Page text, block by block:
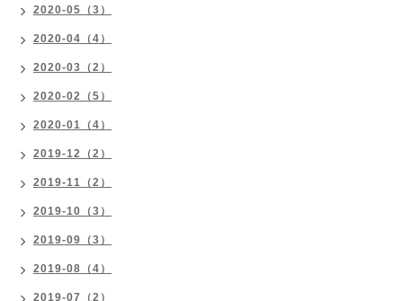
2020-05（3）
2020-04（4）
2020-03（2）
2020-02（5）
2020-01（4）
2019-12（2）
2019-11（2）
2019-10（3）
2019-09（3）
2019-08（4）
2019-07（2）